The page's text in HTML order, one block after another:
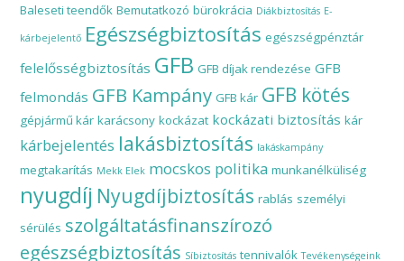
Baleseti teendők Bemutatkozó bürokrácia Diákbiztosítás E-
kárbejelentő Egészségbiztosítás egészségpénztár
felelősségbiztosítás GFB GFB díjak rendezése GFB
felmondás GFB Kampány GFB kár GFB kötés
gépjármű kár karácsony kockázat kockázati biztosítás kár
kárbejelentés lakásbiztosítás lakáskampány
megtakarítás Mekk Elek mocskos politika munkanélküliség
nyugdíj Nyugdíjbiztosítás rablás személyi
sérülés szolgáltatásfinanszírozó
egészségbiztosítás Síbiztosítás tennivalók Tevékenységeink